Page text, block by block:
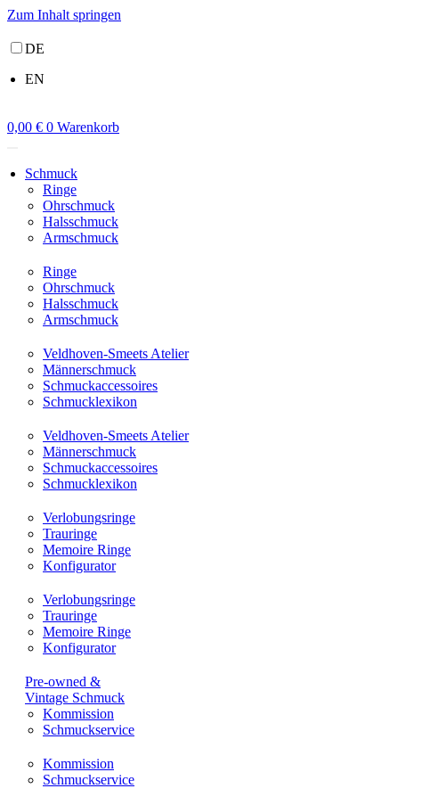
Zum Inhalt springen
DE
EN
0,00 € 0 Warenkorb
Schmuck
Ringe
Ohrschmuck
Halsschmuck
Armschmuck
Ringe
Ohrschmuck
Halsschmuck
Armschmuck
Veldhoven-Smeets Atelier
Männerschmuck
Schmuckaccessoires
Schmucklexikon
Veldhoven-Smeets Atelier
Männerschmuck
Schmuckaccessoires
Schmucklexikon
Verlobungsringe
Trauringe
Memoire Ringe
Konfigurator
Verlobungsringe
Trauringe
Memoire Ringe
Konfigurator
Pre-owned &
Vintage Schmuck
Kommission
Schmuckservice
Kommission
Schmuckservice